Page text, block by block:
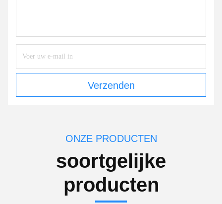
Verzenden
ONZE PRODUCTEN
soortgelijke
producten